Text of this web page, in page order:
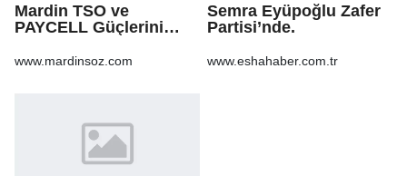
Mardin TSO ve
PAYCELL Güçlerini
www.mardinsoz.com
Semra Eyüpoğlu Zafer
Partisi’nde.
www.eshahaber.com.tr